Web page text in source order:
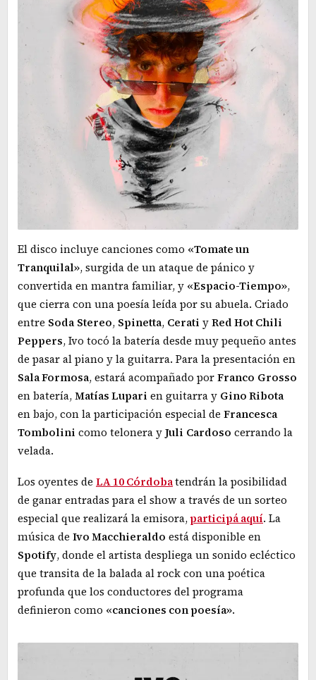
El disco incluye canciones como «Tomate un
Tranquilal», surgida de un ataque de pánico y
convertida en mantra familiar, y «Espacio-Tiempo»,
que cierra con una poesía leída por su abuela. Criado
entre Soda Stereo, Spinetta, Cerati yRed Hot Chili
Peppers, Ivo tocó la batería desde muy pequeño antes
de pasar al piano y la guitarra. Para la presentación en
Sala Formosa, estará acompañado porFranco Grosso
en batería,Matías Lupari en guitarra y Gino Ribota
en bajo, con la participación especial de Francesca
Tombolini como telonera yJuli Cardoso cerrando la
velada.
Los oyentes de LA 10 Córdobatendrán la posibilidad
de ganar entradas para el show a través de un sorteo
especial que realizará la emisora,participá aquí. La
música de Ivo Macchieraldo está disponible en
Spotify, donde el artista despliega un sonido ecléctico
que transita de la balada al rock con una poética
profunda que los conductores del programa
definieron como «canciones con poesía».